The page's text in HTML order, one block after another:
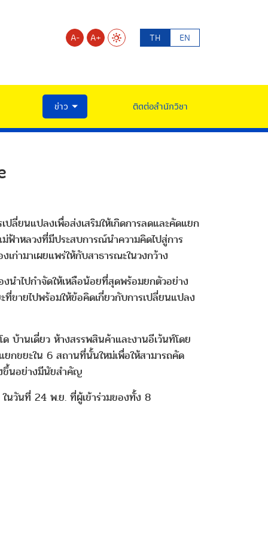
A- A+ TH EN
ข่าว ติดต่อสำนักวิชา
ยนแปลงเพื่อส่งเสริมให้เกิดการลดและคัดแยก
าหลวงที่มีประสบการณ์นำความคิดไปสู่การ
ก่ามาเผยแพร่ให้กับสาธารณะในวงกว้าง
นำไปกำจัดให้เหลือน้อยที่สุดพร้อมยกตัวอย่าง
ขายไปพร้อมให้ข้อคิดเกี่ยวกับการเปลี่ยนแปลง
บ้านเดี่ยว ห้างสรรพสินค้าและงานอีเว้นท์โดย
กขยะใน 6 สถานที่นั้นใหม่เพื่อให้สามารถคัด
ขึ้นอย่างมีนัยสำคัญ
นวันที่ 24 พ.ย. ที่ผู้เข้าร่วมของทั้ง 8